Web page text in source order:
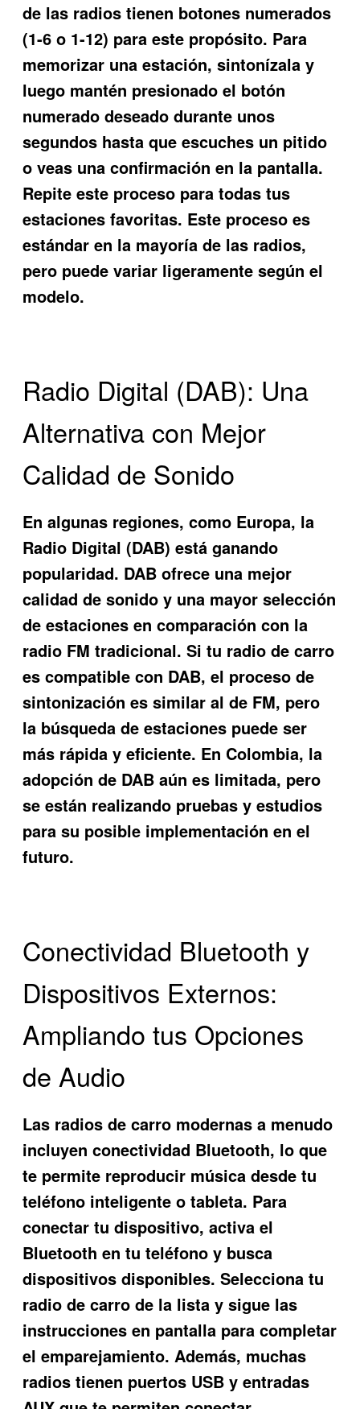
de las radios tienen botones numerados
(1-6 o 1-12) para este propósito. Para
memorizar una estación, sintonízala y
luego mantén presionado el botón
numerado deseado durante unos
segundos hasta que escuches un pitido
o veas una confirmación en la pantalla.
Repite este proceso para todas tus
estaciones favoritas. Este proceso es
estándar en la mayoría de las radios,
pero puede variar ligeramente según el
modelo.
Radio Digital (DAB): Una
Alternativa con Mejor
Calidad de Sonido
En algunas regiones, como Europa, la
Radio Digital (DAB) está ganando
popularidad. DAB ofrece una mejor
calidad de sonido y una mayor selección
de estaciones en comparación con la
radio FM tradicional. Si tu radio de carro
es compatible con DAB, el proceso de
sintonización es similar al de FM, pero
la búsqueda de estaciones puede ser
más rápida y eficiente. En Colombia, la
adopción de DAB aún es limitada, pero
se están realizando pruebas y estudios
para su posible implementación en el
futuro.
Conectividad Bluetooth y
Dispositivos Externos:
Ampliando tus Opciones
de Audio
Las radios de carro modernas a menudo
incluyen conectividad Bluetooth, lo que
te permite reproducir música desde tu
teléfono inteligente o tableta. Para
conectar tu dispositivo, activa el
Bluetooth en tu teléfono y busca
dispositivos disponibles. Selecciona tu
radio de carro de la lista y sigue las
instrucciones en pantalla para completar
el emparejamiento. Además, muchas
radios tienen puertos USB y entradas